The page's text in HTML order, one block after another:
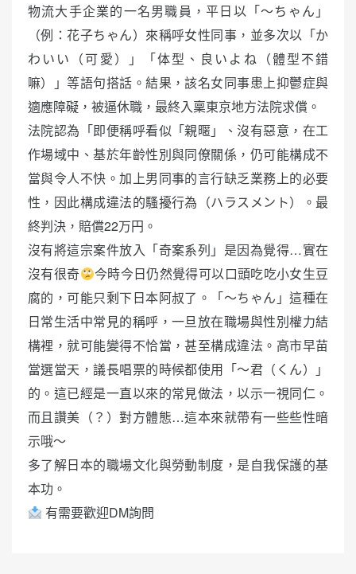
物流大手企業的一名男職員，平日以「～ちゃん」
（例：花子ちゃん）來稱呼女性同事，並多次以「か
わいい（可愛）」「体型、良いよね（體型不錯
嘛）」等語句搭話。結果，該名女同事患上抑鬱症與
適應障礙，被逼休職，最終入稟東京地方法院求償。
法院認為「即便稱呼看似「親暱」、沒有惡意，在工
作場域中、基於年齡性別與同僚關係，仍可能構成不
當與令人不快。加上男同事的言行缺乏業務上的必要
性，因此構成違法的騷擾行為（ハラスメント）。最
終判決，賠償22万円。
沒有將這宗案件放入「奇案系列」是因為覺得…實在
沒有很奇
今時今日仍然覺得可以口頭吃吃小女生豆
腐的，可能只剩下日本阿叔了。「～ちゃん」這種在
日常生活中常見的稱呼，一旦放在職場與性別權力結
構裡，就可能變得不恰當，甚至構成違法。高市早苗
當選當天，議長唱票的時候都使用「～君（くん）」
的。這已經是一直以來的常見做法，以示一視同仁。
而且讚美（？）對方體態…這本來就帶有一些些性暗
示哦～
多了解日本的職場文化與勞動制度，是自我保護的基
本功。
有需要歡迎DM詢問